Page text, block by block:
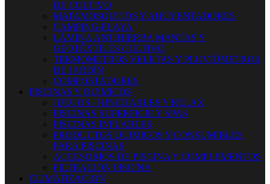
DE CULTIVO
MATAMOSQUITOS Y AHUYENTADORES
CAMPING-PLAYA
LÁMINA ANTIHIERBA MANTAS Y
GEOTÉXTILES CULTIVO
TERMOMETROS VELETAS Y PLUVIÓMETROS
DE JARDÍN
COMPOSTADORES
PISCINAS Y QUIMICOS
JUEGOS - HINCHABLES Y RELAX
PISCINAS SUPERFICIE Y SPAS
PISCINAS INFLABLES
PRODUCTOS QUIMICOS Y CONSUMIBLES
PARA PISCINAS
ACCESORIOS DE PISCINA Y COMPLEMENTOS
FILTRACION PISCINA
CLIMATIZACION